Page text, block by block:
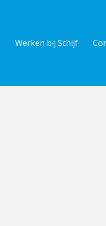
Werken bij Schijf